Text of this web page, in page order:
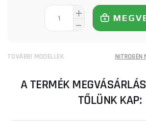
TOVÁBBI MODELLEK
A TERMÉK
TŐLÜNK KAP: